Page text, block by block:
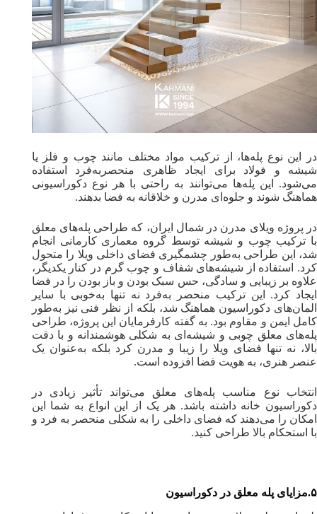
در این نوع پله‌ها، از ترکیب مواد مختلف مانند چوب و فلز یا
شیشه و فولاد برای ایجاد ظاهری منحصربه‌فرد استفاده
می‌شود. این پله‌ها می‌توانند به راحتی با هر نوع دکوراسیونی
هماهنگ شوند و جلوه‌ای مدرن و خلاقانه به فضا بدهند.
در پروژه ویلای مدرن در شمال ایران، که طراحی پله‌های معلق
با ترکیب چوب و شیشه توسط گروه معماری کارمانی انجام
شد، این طراحی به‌طور چشمگیری فضای داخلی ویلا را متحول
کرد. استفاده از شیشه‌های شفاف و چوب گرم در کنار یکدیگر،
علاوه بر زیبایی و سادگی، حس سبک بودن و باز بودن را در فضا
ایجاد کرد. این ترکیب منحصر به‌فرد نه تنها به‌خوبی با سایر
المان‌های دکوراسیون هماهنگ شد، بلکه از نظر فنی نیز به‌طور
کامل ایمن و مقاوم بود. به گفته کارفرمایان این پروژه، طراحی
پله‌های معلق چوبی و شیشه‌ای به شکلی هوشمندانه و با دقت
بالا، نه تنها فضای ویلا را زیبا و مدرن کرد بلکه به‌عنوان یک
عنصر هنری، به هویت فضا افزوده است.
انتخاب نوع مناسب پله‌های معلق می‌تواند تأثیر زیادی در
دکوراسیون خانه داشته باشد. هر یک از این انواع به شما این
امکان را می‌دهند که فضای داخلی را به شکلی منحصر به فرد و
با استحکام بالا طراحی کنید.
۵. مزایای پله‌ معلق در دکوراسیون